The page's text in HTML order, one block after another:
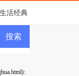
生活经典